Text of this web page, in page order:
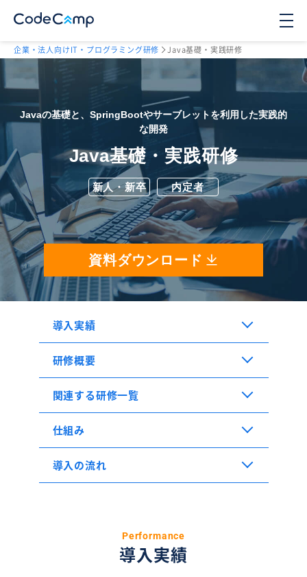
企業・法人向けIT・プログラミング研修 Java基礎・実践研修
Javaの基礎と、SpringBootやサーブレットを利用した実践的
な開発
Java基礎・実践研修
新人・新卒 内定者
資料ダウンロード
導入実績
研修概要
関連する研修一覧
仕組み
導入の流れ
Performance
導入実績